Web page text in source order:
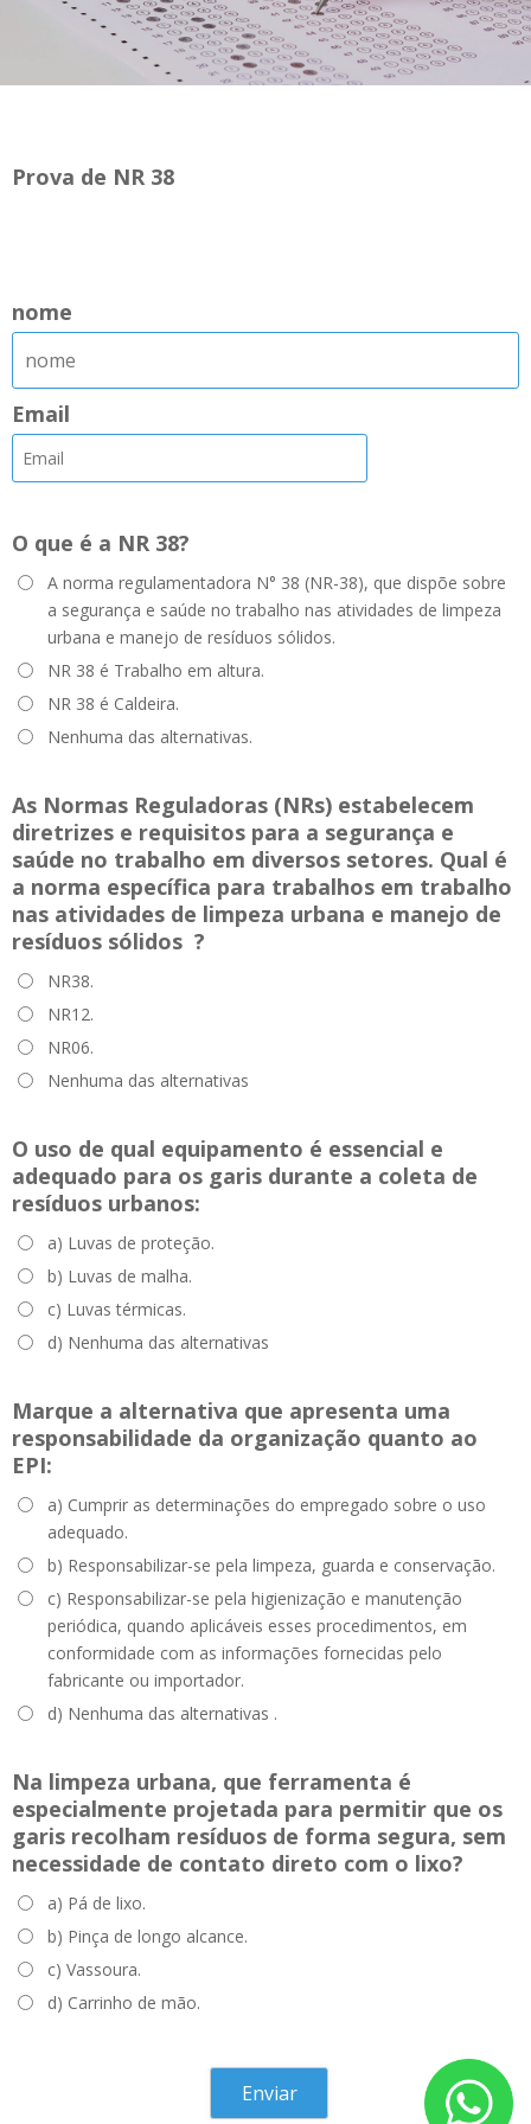
Prova de NR 38
nome
Email
O que é a NR 38?
A norma regulamentadora N° 38 (NR-38), que dispõe sobre
a segurança e saúde no trabalho nas atividades de limpeza
urbana e manejo de resíduos sólidos.
NR 38 é Trabalho em altura.
NR 38 é Caldeira.
Nenhuma das alternativas.
As Normas Reguladoras (NRs) estabelecem
diretrizes e requisitos para a segurança e
saúde no trabalho em diversos setores. Qual é
a norma específica para trabalhos em trabalho
nas atividades de limpeza urbana e manejo de
resíduos sólidos ?
NR38.
NR12.
NR06.
Nenhuma das alternativas
O uso de qual equipamento é essencial e
adequado para os garis durante a coleta de
resíduos urbanos:
a) Luvas de proteção.
b) Luvas de malha.
c) Luvas térmicas.
d) Nenhuma das alternativas
Marque a alternativa que apresenta uma
responsabilidade da organização quanto ao
EPI:
a) Cumprir as determinações do empregado sobre o uso
adequado.
b) Responsabilizar-se pela limpeza, guarda e conservação.
c) Responsabilizar-se pela higienização e manutenção
periódica, quando aplicáveis esses procedimentos, em
conformidade com as informações fornecidas pelo
fabricante ou importador.
d) Nenhuma das alternativas .
Na limpeza urbana, que ferramenta é
especialmente projetada para permitir que os
garis recolham resíduos de forma segura, sem
necessidade de contato direto com o lixo?
a) Pá de lixo.
b) Pinça de longo alcance.
c) Vassoura.
d) Carrinho de mão.